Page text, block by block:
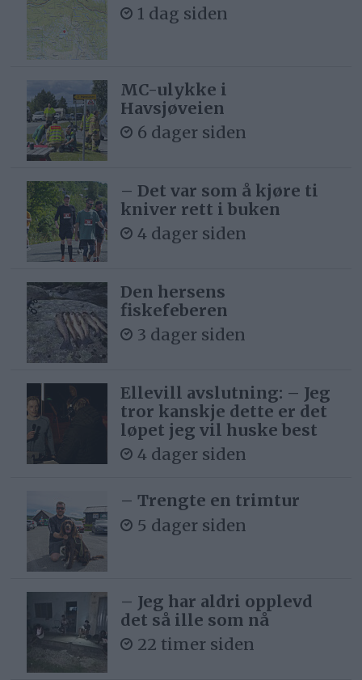
1 dag siden
MC-ulykke i
Havsjøveien
6 dager siden
– Det var som å kjøre ti
kniver rett i buken
4 dager siden
Den hersens
fiskefeberen
3 dager siden
Ellevill avslutning: – Jeg
tror kanskje dette er det
løpet jeg vil huske best
4 dager siden
– Trengte en trimtur
5 dager siden
– Jeg har aldri opplevd
det så ille som nå
22 timer siden